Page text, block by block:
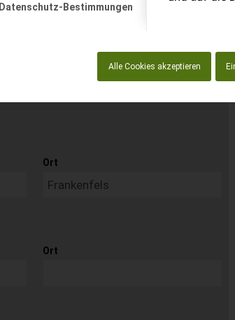
Datenschutz-Bestimmungen
Alle Cookies akzeptieren
Ort
Ort